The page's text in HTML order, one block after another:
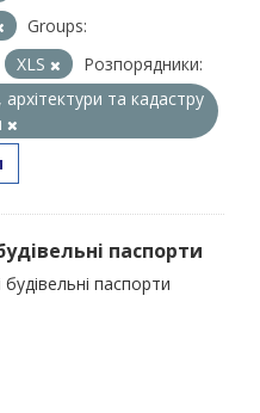
Groups:
XLS
Розпорядники:
та кадастру
паспорти
паспорти